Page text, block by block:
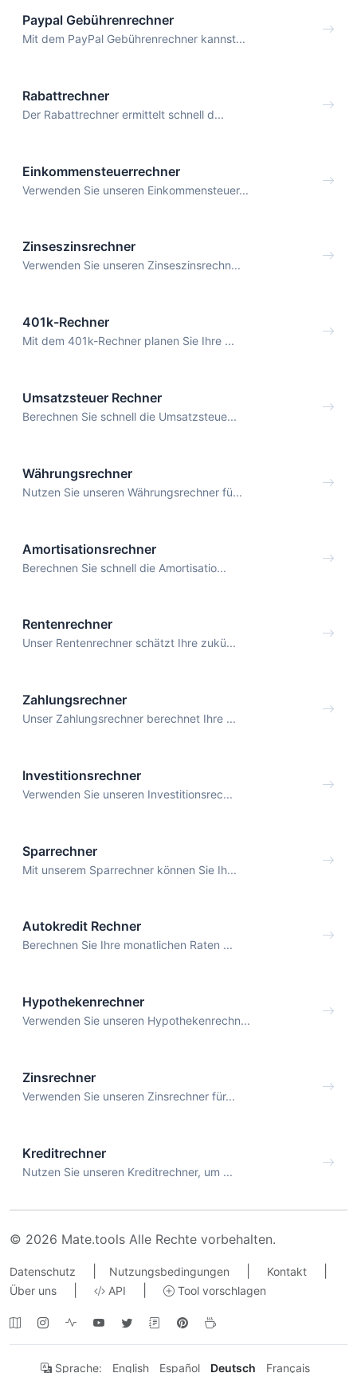
Paypal Gebührenrechner
Mit dem PayPal Gebührenrechner kannst...
Rabattrechner
Der Rabattrechner ermittelt schnell d...
Einkommensteuerrechner
Verwenden Sie unseren Einkommensteuer...
Zinseszinsrechner
Verwenden Sie unseren Zinseszinsrechn...
401k-Rechner
Mit dem 401k-Rechner planen Sie Ihre ...
Umsatzsteuer Rechner
Berechnen Sie schnell die Umsatzsteue...
Währungsrechner
Nutzen Sie unseren Währungsrechner fü...
Amortisationsrechner
Berechnen Sie schnell die Amortisatio...
Rentenrechner
Unser Rentenrechner schätzt Ihre zukü...
Zahlungsrechner
Unser Zahlungsrechner berechnet Ihre ...
Investitionsrechner
Verwenden Sie unseren Investitionsrec...
Sparrechner
Mit unserem Sparrechner können Sie Ih...
Autokredit Rechner
Berechnen Sie Ihre monatlichen Raten ...
Hypothekenrechner
Verwenden Sie unseren Hypothekenrechn...
Zinsrechner
Verwenden Sie unseren Zinsrechner für...
Kreditrechner
Nutzen Sie unseren Kreditrechner, um ...
© 2026 Mate.tools Alle Rechte vorbehalten.
Datenschutz Nutzungsbedingungen Kontakt
Über uns API Tool vorschlagen
Sprache: English Español Deutsch Français